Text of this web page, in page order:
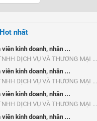
nhất
viên kinh doanh, nhân ...
DỊCH VỤ VÀ THƯƠNG MẠI ...
viên kinh doanh, nhân ...
DỊCH VỤ VÀ THƯƠNG MẠI ...
viên kinh doanh, nhân ...
DỊCH VỤ VÀ THƯƠNG MẠI ...
viên kinh doanh, nhân ...